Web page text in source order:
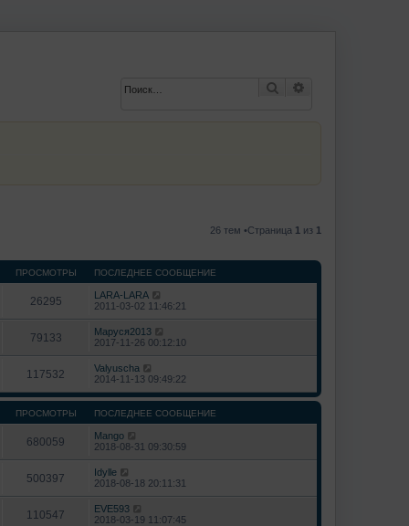
Поиск
26 тем •Страница 1 из 1
ПРОСМОТРЫ ПОСЛЕДНЕЕ СООБЩЕНИЕ
26295
LARA-LARA
2011-03-02 11:46:21
79133
Маруся2013
2017-11-26 00:12:10
117532
Valyuscha
2014-11-13 09:49:22
ПРОСМОТРЫ ПОСЛЕДНЕЕ СООБЩЕНИЕ
680059
Mango
2018-08-31 09:30:59
500397
Idylle
2018-08-18 20:11:31
110547
EVE593
2018-03-19 11:07:45